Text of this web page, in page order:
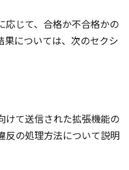
応じて、合格か不合格かの
果については、次のセクシ
けて送信された拡張機能の
反の処理方法について説明